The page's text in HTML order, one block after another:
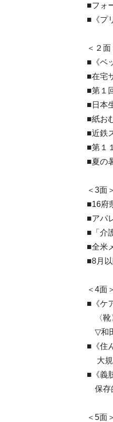
■フォ
■《プ
＜２面
■《ベ
■在宅
■第１
■日本
■紙お
■近鉄
■第１
■夏の
＜3面＞
■16府
■アパ
■「介
■全米
■8月
＜4面＞
■《ケ
〈靴
▽和
■《住
大規
■《義
保存
＜5面＞